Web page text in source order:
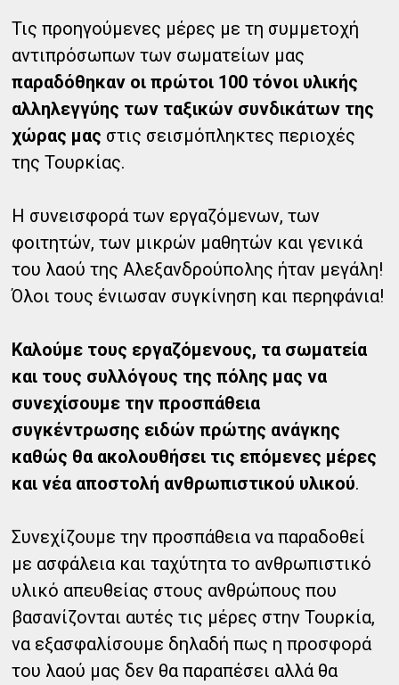
Τις προηγούμενες μέρες με τη συμμετοχή
αντιπρόσωπων των σωματείων μας
παραδόθηκαν οι πρώτοι 100 τόνοι υλικής
αλληλεγγύης των ταξικών συνδικάτων της
χώρας μας στις σεισμόπληκτες περιοχές
της Τουρκίας.
Η συνεισφορά των εργαζόμενων, των
φοιτητών, των μικρών μαθητών και γενικά
του λαού της Αλεξανδρούπολης ήταν μεγάλη!
Όλοι τους ένιωσαν συγκίνηση και περηφάνια!
Καλούμε τους εργαζόμενους, τα σωματεία
και τους συλλόγους της πόλης μας να
συνεχίσουμε την προσπάθεια
συγκέντρωσης ειδών πρώτης ανάγκης
καθώς θα ακολουθήσει τις επόμενες μέρες
και νέα αποστολή ανθρωπιστικού υλικού.
Συνεχίζουμε την προσπάθεια να παραδοθεί
με ασφάλεια και ταχύτητα το ανθρωπιστικό
υλικό απευθείας στους ανθρώπους που
βασανίζονται αυτές τις μέρες στην Τουρκία,
να εξασφαλίσουμε δηλαδή πως η προσφορά
του λαού μας δεν θα παραπέσει αλλά θα